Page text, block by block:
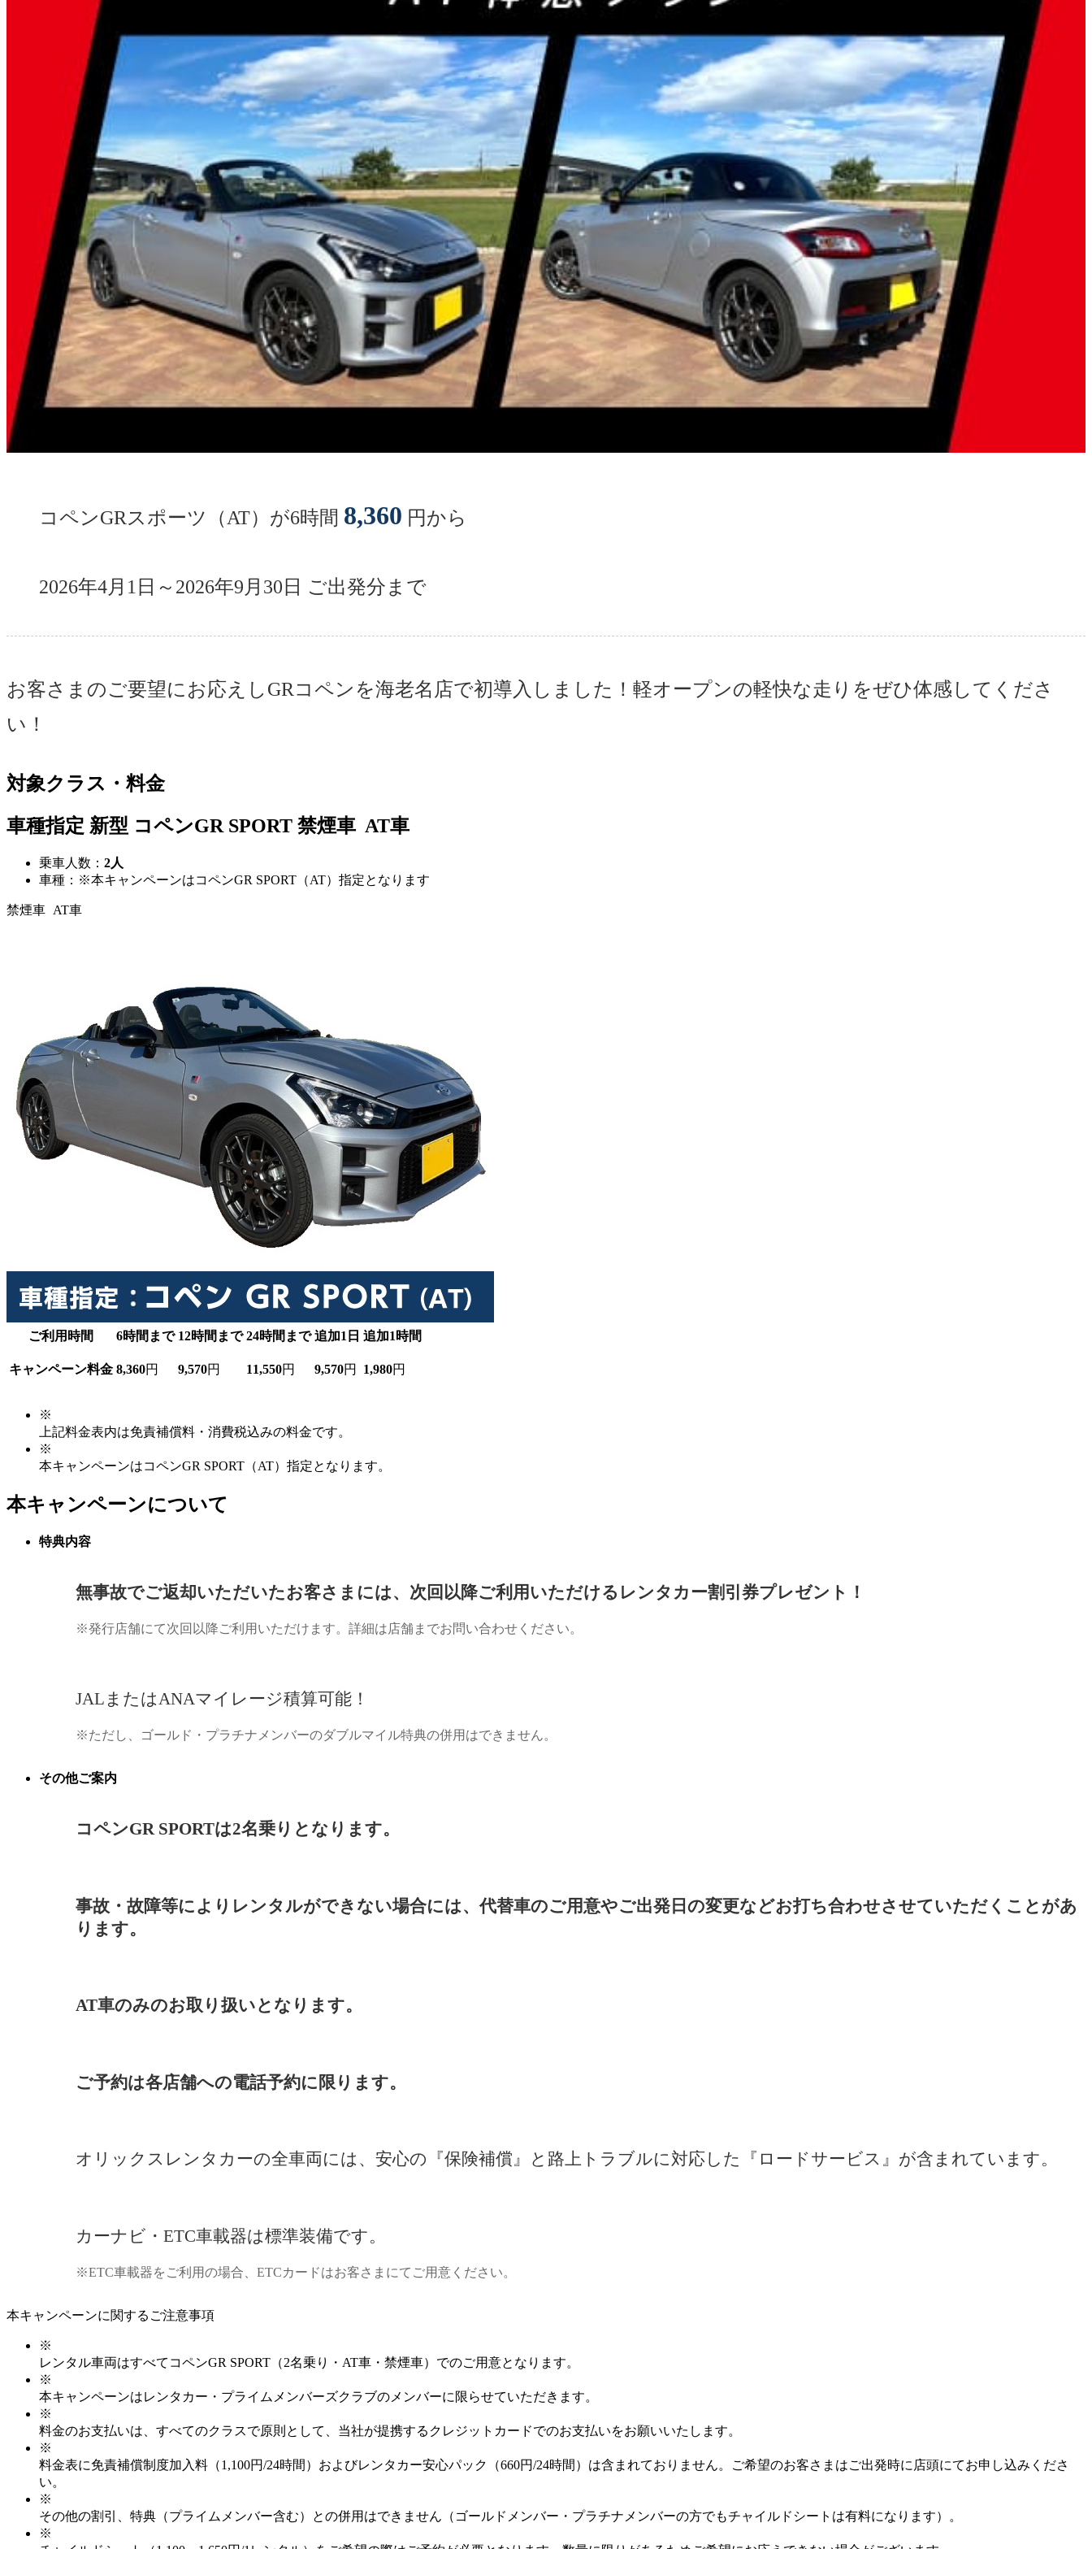
コペンGRスポーツ（AT）が6時間 8,360 円から
2026年4月1日～2026年9月30日 ご出発分まで
お客さまのご要望にお応えしGRコペンを海老名店で初導入しました！軽オープンの軽快な走りをぜひ体感してくださ
い！
対象クラス・料金
車種指定 新型 コペンGR SPORT 禁煙車 AT車
乗車人数： 2人
車種：※本キャンペーンはコペンGR SPORT（AT）指定となります
禁煙車 AT車
ご利用時間 6時間まで 12時間まで 24時間まで 追加1日 追加1時間
キャンペーン料金 8,360円 9,570円 11,550円 9,570円 1,980円
※
上記料金表内は免責補償料・消費税込みの料金です。
※
本キャンペーンはコペンGR SPORT（AT）指定となります。
本キャンペーンについて
特典内容
無事故でご返却いただいたお客さまには、次回以降ご利用いただけるレンタカー割引券プレゼント！
※発行店舗にて次回以降ご利用いただけます。詳細は店舗までお問い合わせください。
JALまたはANAマイレージ積算可能！
※ただし、ゴールド・プラチナメンバーのダブルマイル特典の併用はできません。
その他ご案内
コペンGR SPORTは2名乗りとなります。
事故・故障等によりレンタルができない場合には、代替車のご用意やご出発日の変更などお打ち合わせさせていただくことがあ
ります。
AT車のみのお取り扱いとなります。
ご予約は各店舗への電話予約に限ります。
オリックスレンタカーの全車両には、安心の『保険補償』と路上トラブルに対応した『ロードサービス』が含まれています。
カーナビ・ETC車載器は標準装備です。
※ETC車載器をご利用の場合、ETCカードはお客さまにてご用意ください。
本キャンペーンに関するご注意事項
※
レンタル車両はすべてコペンGR SPORT（2名乗り・AT車・禁煙車）でのご用意となります。
※
本キャンペーンはレンタカー・プライムメンバーズクラブのメンバーに限らせていただきます。
※
料金のお支払いは、すべてのクラスで原則として、当社が提携するクレジットカードでのお支払いをお願いいたします。
※
料金表に免責補償制度加入料（1,100円/24時間）およびレンタカー安心パック（660円/24時間）は含まれておりません。ご希望のお客さまはご出発時に店頭にてお申し込みくださ
い。
※
その他の割引、特典（プライムメンバー含む）との併用はできません（ゴールドメンバー・プラチナメンバーの方でもチャイルドシートは有料になります）。
※